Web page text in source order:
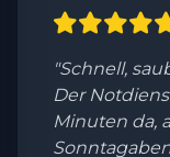
"Schnell,
Der
Minuten da,